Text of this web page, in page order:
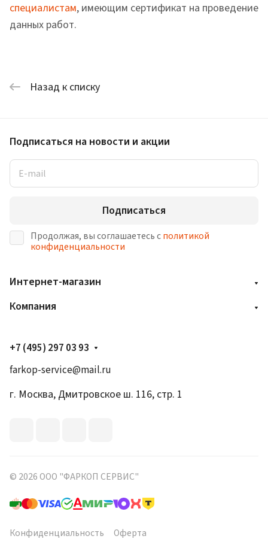
специалистам, имеющим сертификат на проведение
данных работ.
Назад к списку
Подписаться на новости и акции
Подписаться
Продолжая, вы соглашаетесь сполитикой
конфиденциальности
Интернет-магазин
Компания
+7 (495) 297 03 93
farkop-service@mail.ru
г. Москва, Дмитровское ш. 116, стр. 1
© 2026 ООО "ФАРКОП СЕРВИС"
Конфиденциальность
Оферта